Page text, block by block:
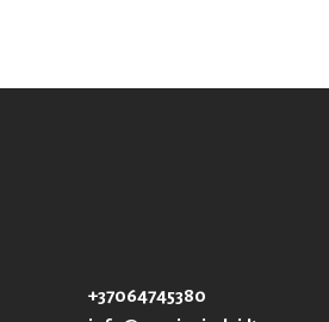
+37064745380